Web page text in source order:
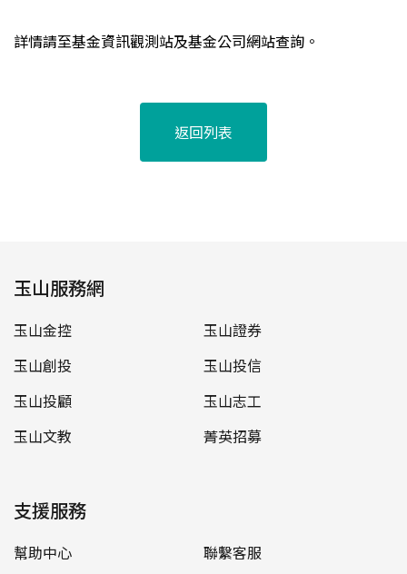
詳情請至基金資訊觀測站及基金公司網站查詢。
返回列表
玉山服務網
玉山金控
玉山證券
玉山創投
玉山投信
玉山投顧
玉山志工
玉山文教
菁英招募
支援服務
幫助中心
聯繫客服